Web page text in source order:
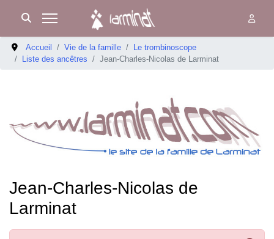
Accueil Vie de la famille
Le trombinoscope
Liste des ancêtres
Jean-Charles-Nicolas de Larminat
Jean-Charles-Nicolas de
Larminat